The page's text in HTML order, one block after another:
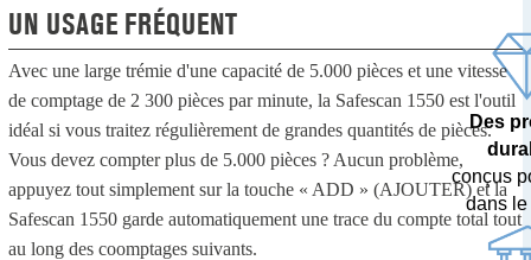
UN USAGE FRÉQUENT
Avec une large trémie d'une capacité de 5.000 pièces et une vitesse
de comptage de 2 300 pièces par minute, la Safescan 1550 est l'outil
idéal si vous traitez régulièrement de grandes quantités de pièces.
Vous devez compter plus de 5.000 pièces ? Aucun problème,
appuyez tout simplement sur la touche « ADD » (AJOUTER) et la
Safescan 1550 garde automatiquement une trace du compte total tout
au long des coomptages suivants.
Des
conçus
dans le